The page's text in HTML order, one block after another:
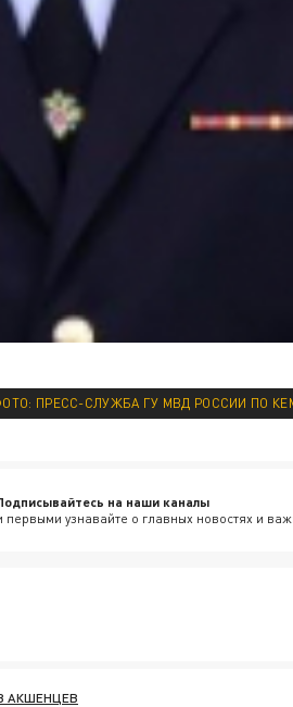
ПРЕСС-СЛУЖБА ГУ МВД РОССИИ ПО
на наши каналы
первыми узнавайте о главных новостях и
АКШЕНЦЕВ